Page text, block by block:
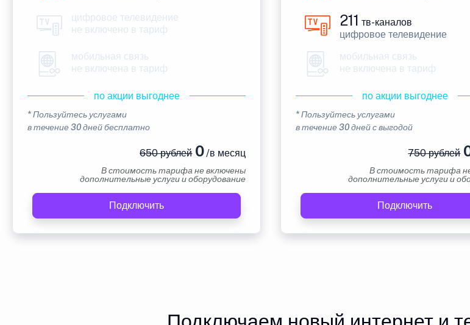
цифровое телевидение
не включено в тариф
мобильная связь
не включена в тариф
по акции выгоднее
* Пользуйтесь услугами
в течение 30 дней бесплатно
650 рублей0/в месяц
В стоимость тарифа не включены
дополнительные услуги и оборудование
Подключить
211 тв-каналов
цифровое телевидение
мобильная связь
не включена в тариф
по акции выгоднее
* Пользуйтесь услугами
в течение 30 дней с выгодой
750 рублей
В стоимость тарифа
дополнительные услуги и
Подключить